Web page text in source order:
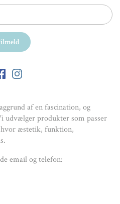
af en fascination, og
udvælger produkter som passer
æstetik, funktion,
email og telefon: